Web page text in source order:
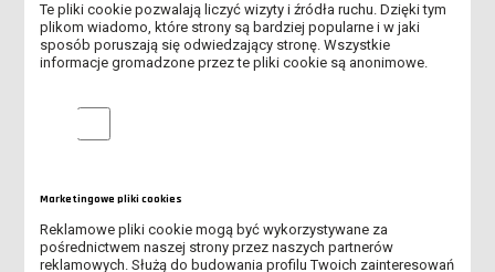
Wizyta delegacji z Czech
Spotkanie studentów z Kazachstanu
w Austrii grudzień 2018
Te pliki cookie pozwalają liczyć wizyty i źródła ruchu. Dzięki tym
plikom wiadomo, które strony są bardziej popularne i w jaki
sposób poruszają się odwiedzający stronę. Wszystkie
informacje gromadzone przez te pliki cookie są anonimowe.
Analityczne pliki cookie
Marketingowe pliki cookies
Reklamowe pliki cookie mogą być wykorzystywane za
pośrednictwem naszej strony przez naszych partnerów
reklamowych. Służą do budowania profilu Twoich zainteresowań